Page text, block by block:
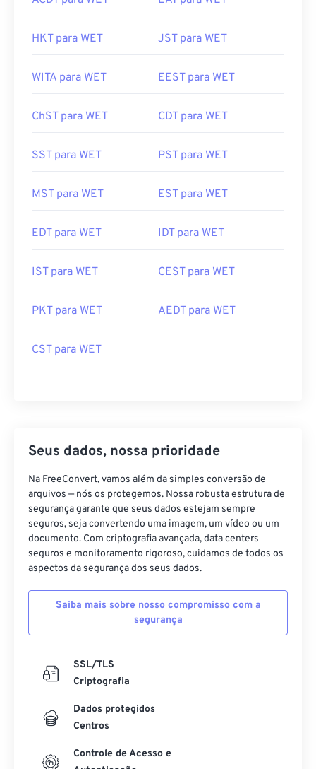
HKT para WET JST para WET
WITA para WET EEST para WET
ChST para WET CDT para WET
SST para WET PST para WET
MST para WET EST para WET
EDT para WET IDT para WET
IST para WET CEST para WET
PKT para WET AEDT para WET
CST para WET
Seus dados, nossa prioridade
Na FreeConvert, vamos além da simples conversão de
arquivos — nós os protegemos. Nossa robusta estrutura de
segurança garante que seus dados estejam sempre
seguros, seja convertendo uma imagem, um vídeo ou um
documento. Com criptografia avançada, data centers
seguros e monitoramento rigoroso, cuidamos de todos os
aspectos da segurança dos seus dados.
Saiba mais sobre nosso compromisso com a
segurança
SSL/TLS
Criptografia
Dados protegidos
Centros
Controle de Acesso e